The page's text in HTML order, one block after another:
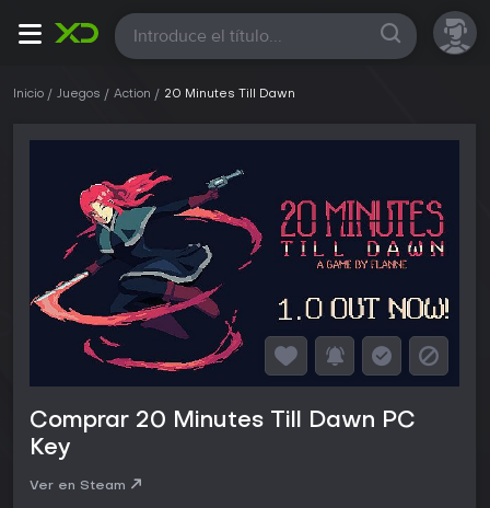
Todas
Inicio Juegos Action 20 Minutes Till Dawn
Comprar 20 Minutes Till Dawn PC
Key
Ver en Steam